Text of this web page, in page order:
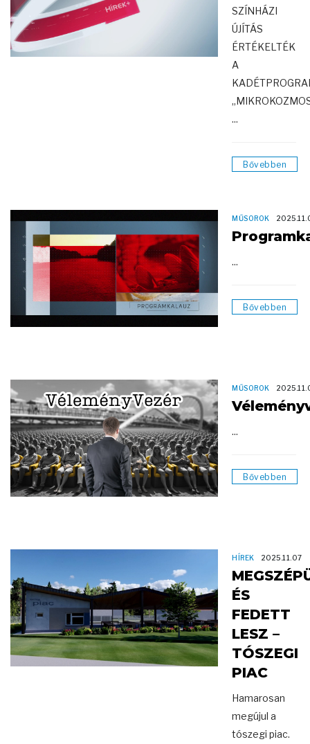
SZÍNHÁZI
ÚJÍTÁS
ÉRTÉKELTÉK
A
...
Bővebben
MŰSOROK
...
Bővebben
MŰSOROK
...
Bővebben
HÍREK 2025.11.07
ÉS
FEDETT
LESZ –
TÓSZEGI
PIAC
Hamarosan
megújul a
tószegi piac.